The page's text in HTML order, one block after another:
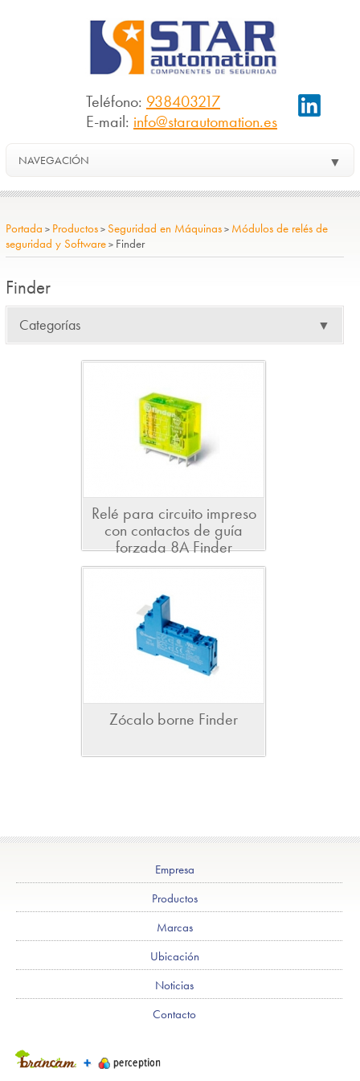
Teléfono: 938403217
E-mail: info@starautomation.es
NAVEGACIÓN ▼
Portada > Productos>Seguridad en Máquinas> Módulos de relés de
seguridad y Software> Finder
Finder
Categorías ▼
Relé para circuito impreso
con contactos de guía
forzada 8A Finder
Zócalo borne Finder
Empresa
Productos
Marcas
Ubicación
Noticias
Contacto